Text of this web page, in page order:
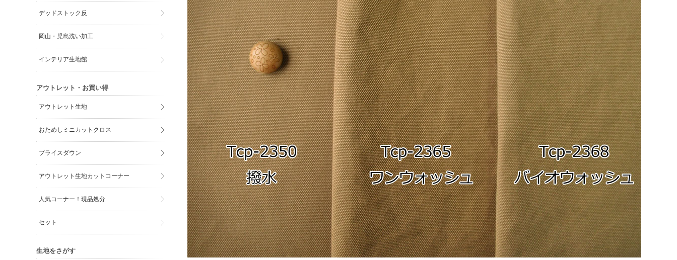
デッドストック反
岡山・児島洗い加工
インテリア生地館
アウトレット・お買い得
アウトレット生地
おためしミニカットクロス
プライスダウン
アウトレット生地カットコーナー
人気コーナー！現品処分
セット
生地をさがす